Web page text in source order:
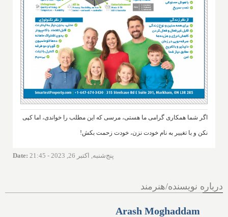
اگر شما همکاری گرامی ما هستی، مرسی که این مطلب را خواندی، اما کپی
نکن و با تغییر به نام خودت نزن، خودت زحمت بکش!
Date: پنج‌شنبه, اکتبر 26, 2023 - 21:45
درباره نویسنده/هنرمند
Arash Moghaddam